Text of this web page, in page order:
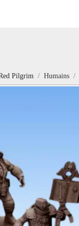
Pilgrim Humains